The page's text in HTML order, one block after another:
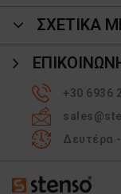
ΣΧΕΤΙΚΑ
+30 6936
Δευτέρα